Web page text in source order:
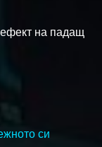
на падащ
си